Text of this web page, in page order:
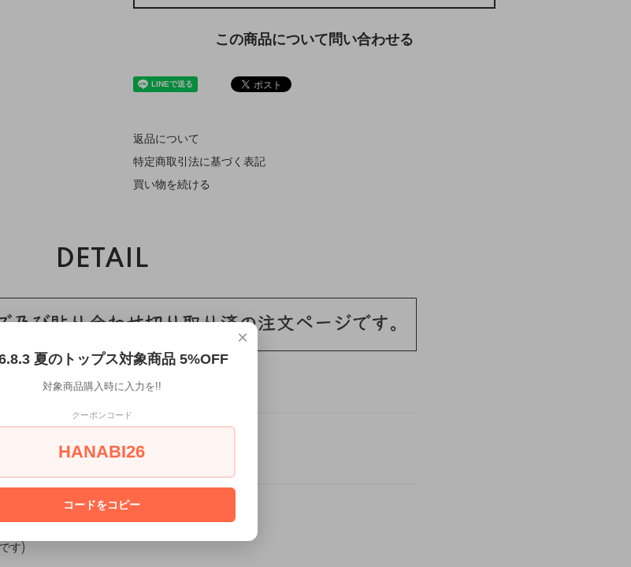
この商品について問い合わせる
返品について
特定商取引法に基づく表記
買い物を続ける
DETAIL
ップ 約85cm / 身長 160cm / Sサイズを着用
あり】
方はこちらをお読みください。
す)
×
夏のトップス対象商品 5%OFF
対象商品購入時に入力を!!
クーポンコード
HANABI26
コードをコピー